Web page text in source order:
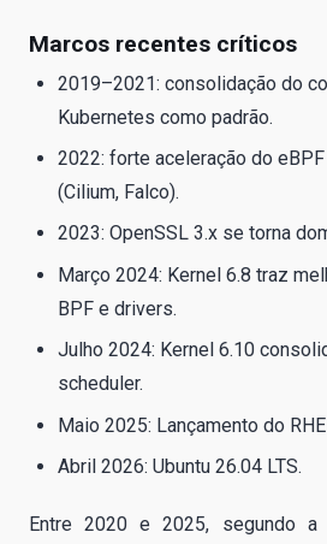
Marcos recentes críticos
2019–2021: consolidação do
Kubernetes como padrão.
2022: forte aceleração do
(Cilium, Falco).
2023: OpenSSL 3.x se torna
Março 2024: Kernel 6.8 traz
BPF e drivers.
Julho 2024: Kernel 6.10
scheduler.
Maio 2025: Lançamento do
Abril 2026: Ubuntu 26.04 LTS.
Entre 2020 e 2025, segundo a